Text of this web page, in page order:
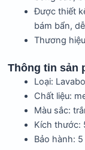
Được thiết
bám bẩn,
Thương
Thông tin sản
Loại:
Chất liệu:
Màu sắc:
Kích thước:
Bảo hành: